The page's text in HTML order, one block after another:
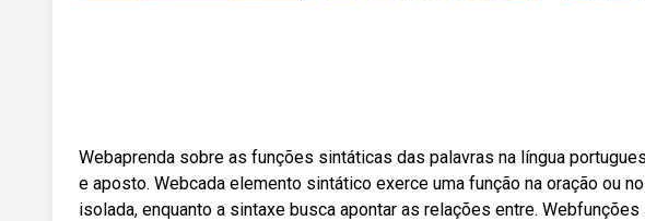
Webaprenda sobre as funções sintáticas das palavras na língua
e aposto. Webcada elemento sintático exerce uma função na oração ou
isolada, enquanto a sintaxe busca apontar as relações entre.